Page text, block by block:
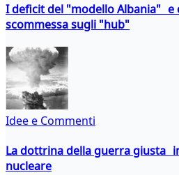
I deficit del "modello Albania" e
scommessa sugli "hub"
Idee e Commenti
La dottrina della guerra giusta
nucleare